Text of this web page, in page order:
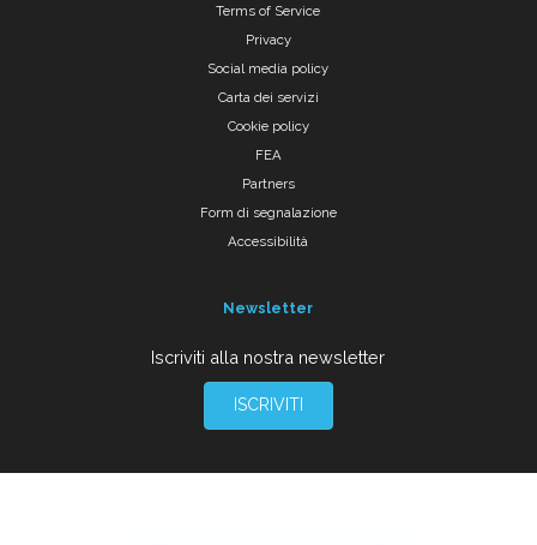
Terms of Service
Privacy
Social media policy
Carta dei servizi
Cookie policy
FEA
Partners
Form di segnalazione
Accessibilità
Newsletter
Iscriviti alla nostra newsletter
ISCRIVITI